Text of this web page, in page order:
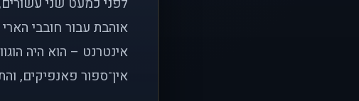
אוהבת עבור חובבי
אינטרנט – הוא היה
אין־ספור פאנפיקים,